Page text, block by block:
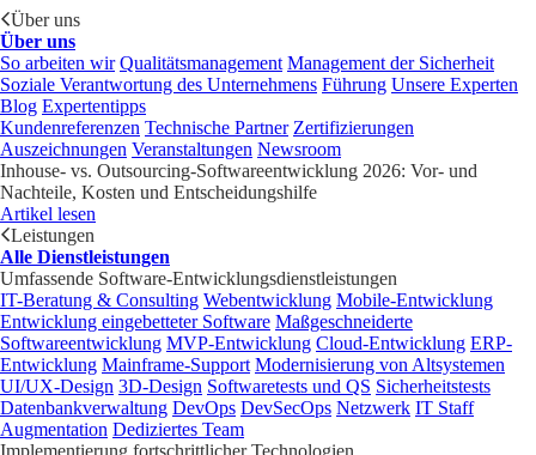
Über uns
Über uns
So arbeiten wir Qualitätsmanagement Management der Sicherheit
Soziale Verantwortung des Unternehmens Führung Unsere Experten
Blog Expertentipps
Kundenreferenzen Technische Partner Zertifizierungen
Auszeichnungen Veranstaltungen Newsroom
Inhouse- vs. Outsourcing-Softwareentwicklung 2026: Vor- und
Nachteile, Kosten und Entscheidungshilfe
Artikel lesen
Leistungen
Alle Dienstleistungen
Umfassende Software-Entwicklungsdienstleistungen
IT-Beratung & Consulting Webentwicklung Mobile-Entwicklung
Entwicklung eingebetteter Software Maßgeschneiderte
Softwareentwicklung MVP-Entwicklung Cloud-Entwicklung ERP-
Entwicklung Mainframe-Support Modernisierung von Altsystemen
UI/UX-Design 3D-Design Softwaretests und QS Sicherheitstests
Datenbankverwaltung DevOps DevSecOps Netzwerk IT Staff
Augmentation Dediziertes Team
Implementierung fortschrittlicher Technologien